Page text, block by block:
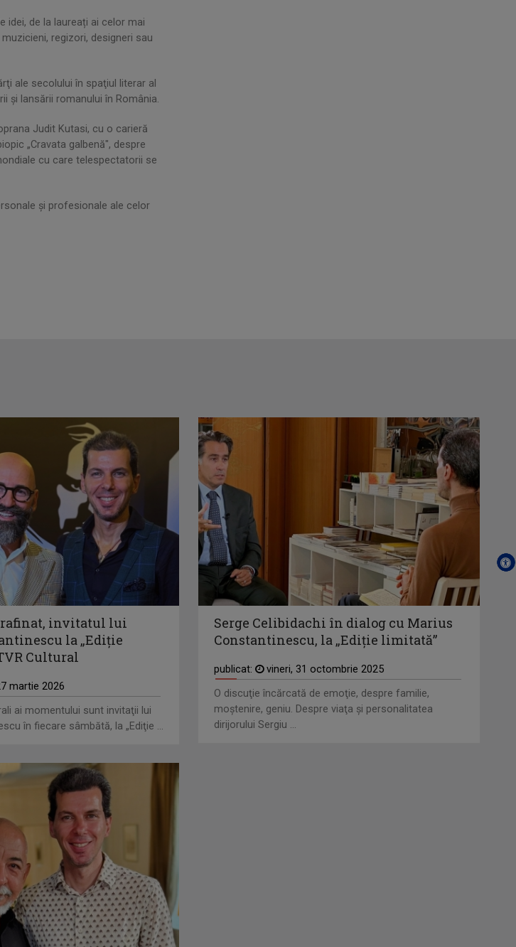
idei, de la laureați ai celor mai
regizori, designeri sau
ale secolului în spaţiul literar al
şi lansării romanului în România.
Judit Kutasi, cu o carieră
„Cravata galbenă", despre
cu care telespectatorii se
și profesionale ale celor
invitatul lui
la „Ediţie
Cultural
martie 2026
ai momentului sunt invitaţii lui
în fiecare sâmbătă, la „Ediţie ...
Serge Celibidachi în dialog cu Marius
Constantinescu, la „Ediţie limitată”
publicat:
vineri, 31 octombrie 2025
O discuţie încărcată de emoţie, despre familie,
moştenire, geniu. Despre viaţa şi personalitatea
dirijorului Sergiu ...